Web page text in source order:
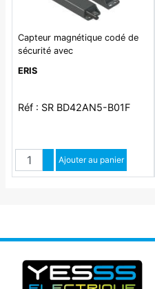
Capteur magnétique codé de
sécurité avec
ERIS
Réf : SR BD42AN5-B01F
QuantitéAugmenter quantité
Diminuer quantité
Ajouter au panier